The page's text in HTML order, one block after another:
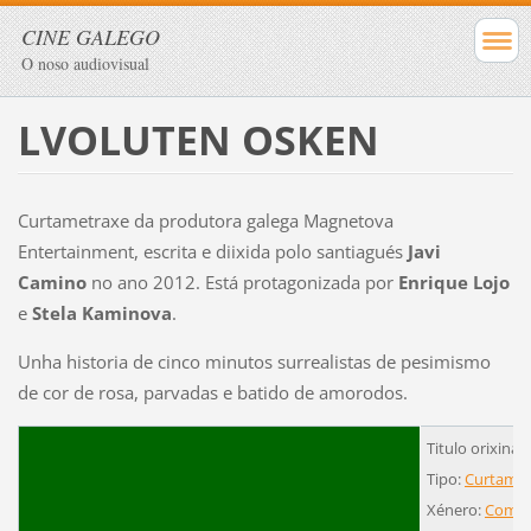
CINE GALEGO
O noso audiovisual
LVOLUTEN OSKEN
Curtametraxe da produtora galega Magnetova
Entertainment, escrita e diixida polo santiagués Javi
Camino no ano 2012. Está protagonizada por Enrique Lojo
e Stela Kaminova.
Unha historia de cinco minutos surrealistas de pesimismo
de cor de rosa, parvadas e batido de amorodos.
Titulo
Tipo:
Xénero: